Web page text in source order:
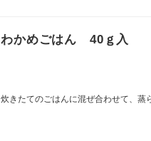
わかめごはん 40ｇ入
炊きたてのごはんに混ぜ合わせて、蒸